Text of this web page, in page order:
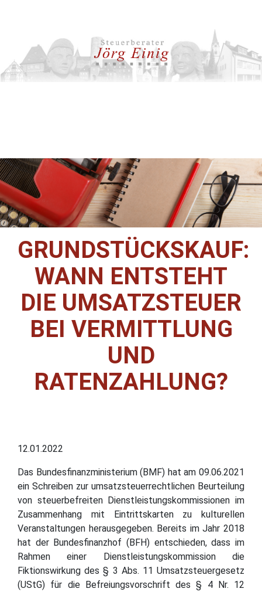
GRUNDSTÜCKSKAUF:
WANN ENTSTEHT
DIE UMSATZSTEUER
BEI VERMITTLUNG
UND
RATENZAHLUNG?
12.01.2022
Das Bundesfinanzministerium (BMF) hat am 09.06.2021
ein Schreiben zur umsatzsteuerrechtlichen Beurteilung
von steuerbefreiten Dienstleistungskommissionen im
Zusammenhang mit Eintrittskarten zu kulturellen
Veranstaltungen herausgegeben. Bereits im Jahr 2018
hat der Bundesfinanzhof (BFH) entschieden, dass im
Rahmen einer Dienstleistungskommission die
Fiktionswirkung des § 3 Abs. 11 Umsatzsteuergesetz
(UStG) für die Befreiungsvorschrift des § 4 Nr. 12